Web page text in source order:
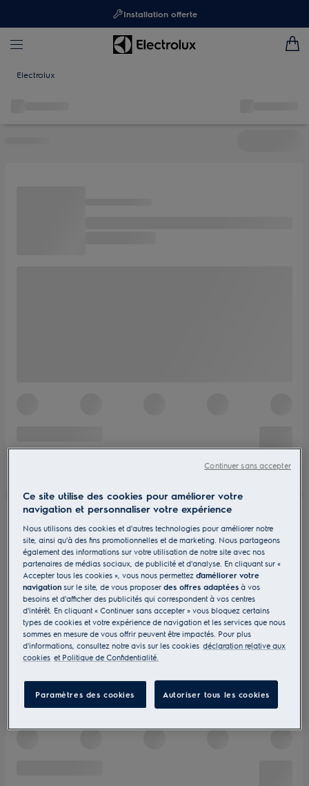
Installation offerte
Electrolux
Ce site utilise des cookies pour améliorer votre
navigation et personnaliser votre expérience
Nous utilisons des cookies et d'autres technologies pour améliorer notre
site, ainsi qu'à des fins promotionnelles et de marketing. Nous partageons
également des informations sur votre utilisation de notre site avec nos
partenaires de médias sociaux, de publicité et d'analyse. En cliquant sur «
Accepter tous les cookies », vous nous permettezd'améliorer votre
navigation sur le site, de vous proposerdes offres adaptées à vos
besoins et d'afficher des publicités qui correspondent à vos centres
d'intérêt. En cliquant « Continuer sans accepter » vous bloquez certains
types de cookies et votre expérience de navigation et les services que nous
sommes en mesure de vous offrir peuvent être impactés. Pour plus
d'informations, consultez notre avis sur les cookies déclaration relative aux
cookies et Politique de Confidentialité.
Paramètres des cookies Autoriser tous les cookies
Continuer sans accepter